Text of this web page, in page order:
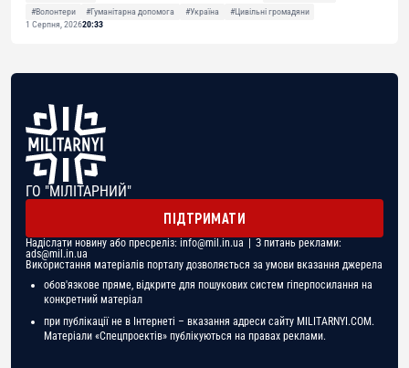
#Волонтери
#Гуманітарна допомога #Україна
#Цивільні громадяни
1 Серпня, 202620:33
ГО "МІЛІТАРНИЙ"
ПІДТРИМАТИ
Надіслати новину або пресреліз: info@mil.in.ua | З питань реклами:
ads@mil.in.ua
Використання матеріалів порталу дозволяється за умови вказання джерела
обов'язкове пряме, відкрите для пошукових систем гіперпосилання на
конкретний матеріал
при публікації не в Інтернеті – вказання адреси сайту MILITARNYI.COM.
Матеріали «Спецпроектів» публікуються на правах реклами.